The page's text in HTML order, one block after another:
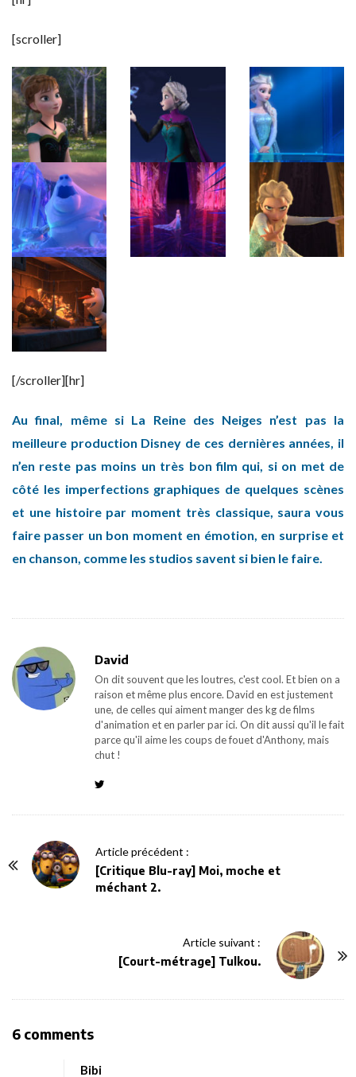
[scroller]
[/scroller][hr]
Au final, même si La Reine des Neiges n’est pas la
meilleure production Disney de ces dernières années, il
n’en reste pas moins un très bon film qui, si on met de
côté les imperfections graphiques de quelques scènes
et une histoire par moment très classique, saura vous
faire passer un bon moment en émotion, en surprise et
en chanson, comme les studios savent si bien le faire.
David
On dit souvent que les loutres, c'est cool. Et bien on a
raison et même plus encore. David en est justement
une, de celles qui aiment manger des kg de films
d'animation et en parler par ici. On dit aussi qu'il le fait
parce qu'il aime les coups de fouet d'Anthony, mais
chut !
Article précédent :
[Critique Blu-ray] Moi, moche et
méchant 2.
Article suivant :
[Court-métrage] Tulkou.
6 commentsO
Bibi